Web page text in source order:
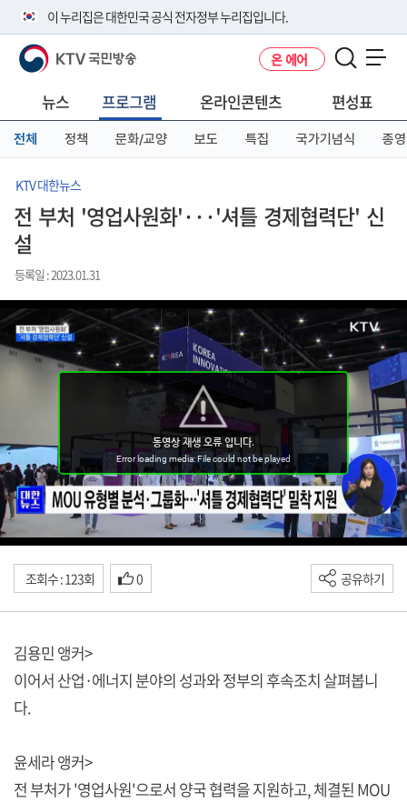
이 누리집은 대한민국 공식 전자정부 누리집입니다.
공식 누리집 주소 확인하기
니다.
이밖에 or.kr 또는 .kr등 다른 도메인 주소를 사용하고 있다면 아래 URL에
서 도메인 주소를 확인해 보세요
KTV 국민방송 온 에어
뉴스 프로그램 온라인콘텐츠 편성표
전체 정책 문화/교양 보도 특집 국가기념식 종영
KTV 대한뉴스
전 부처 '영업사원화'···'셔틀 경제협력단' 신
설
등록일 : 2023.01.31
조회수 : 123회 0 공유하기
김용민 앵커>
이어서 산업·에너지 분야의 성과와 정부의 후속조치 살펴봅니
다.
윤세라 앵커>
전 부처가 '영업사원'으로서 양국 협력을 지원하고, 체결된 MOU